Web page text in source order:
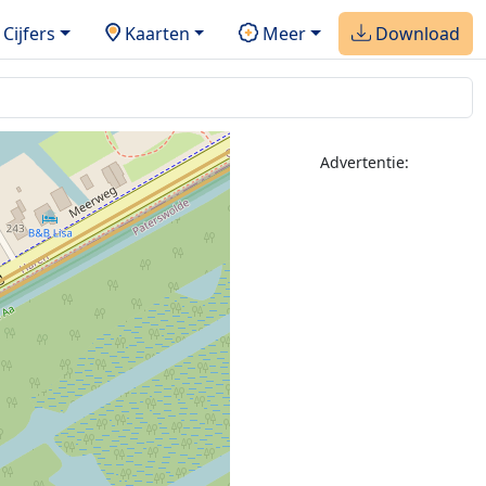
Cijfers Kaarten Meer Download
Advertentie: